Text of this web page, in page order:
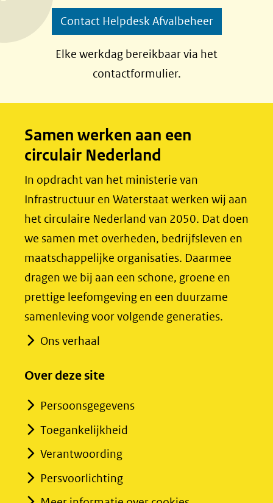
p
F
b
o
k
(opent
nieuw
naar
een
andere
website)
p
L
e
I
n
(opent
nieuw
naar
een
andere
website)
Contact Helpdesk Afvalbeheer
Elke werkdag bereikbaar via het
contactformulier.
Samen werken aan een
circulair Nederland
In opdracht van het ministerie van
Infrastructuur en Waterstaat werken wij aan
het circulaire Nederland van 2050. Dat doen
we samen met overheden, bedrijfsleven en
maatschappelijke organisaties. Daarmee
dragen we bij aan een schone, groene en
prettige leefomgeving en een duurzame
samenleving voor volgende generaties.
Ons verhaal
Over deze site
Persoonsgegevens
Toegankelijkheid
Verantwoording
Persvoorlichting